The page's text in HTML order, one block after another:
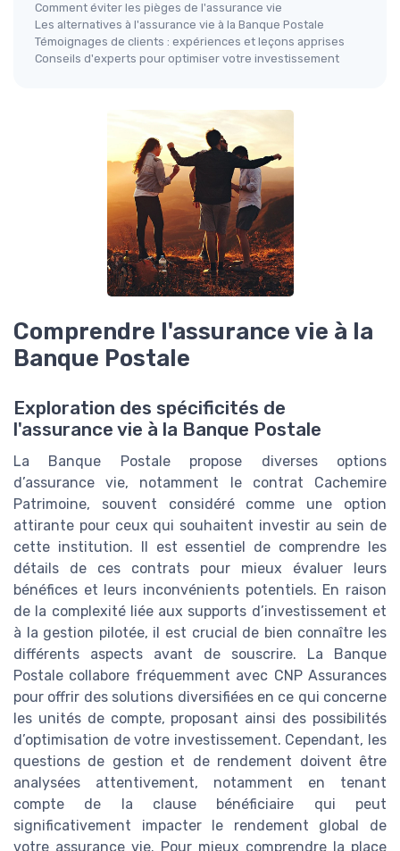
Comment éviter les pièges de l'assurance vie
Les alternatives à l'assurance vie à la Banque Postale
Témoignages de clients : expériences et leçons apprises
Conseils d'experts pour optimiser votre investissement
Comprendre l'assurance vie à la
Banque Postale
Exploration des spécificités de
l'assurance vie à la Banque Postale
La Banque Postale propose diverses options
d’assurance vie, notamment le contrat Cachemire
Patrimoine, souvent considéré comme une option
attirante pour ceux qui souhaitent investir au sein de
cette institution. Il est essentiel de comprendre les
détails de ces contrats pour mieux évaluer leurs
bénéfices et leurs inconvénients potentiels. En raison
de la complexité liée aux supports d’investissement et
à la gestion pilotée, il est crucial de bien connaître les
différents aspects avant de souscrire. La Banque
Postale collabore fréquemment avec CNP Assurances
pour offrir des solutions diversifiées en ce qui concerne
les unités de compte, proposant ainsi des possibilités
d’optimisation de votre investissement. Cependant, les
questions de gestion et de rendement doivent être
analysées attentivement, notamment en tenant
compte de la clause bénéficiaire qui peut
significativement impacter le rendement global de
votre assurance vie. Pour mieux comprendre la place